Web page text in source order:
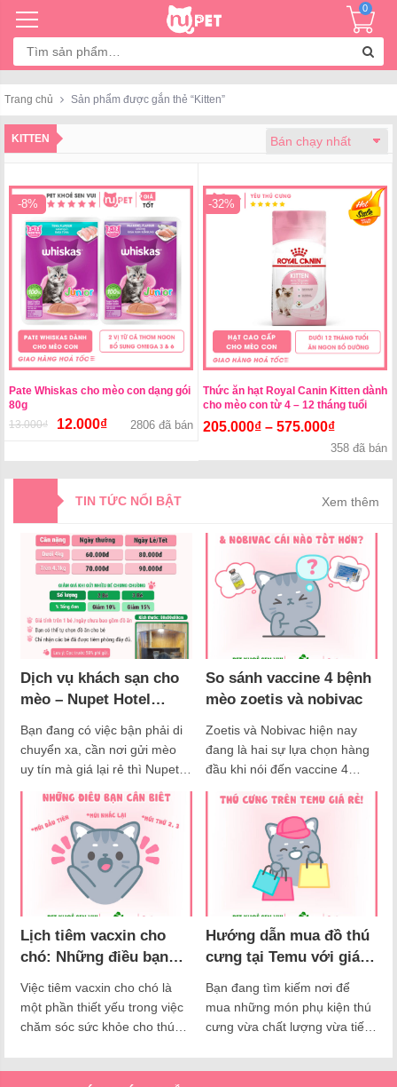
Tìm
kiếm:
0
Trang chủ Sản phẩm được gắn thẻ “Kitten”
KITTEN
-8%
Pate Whiskas cho mèo con dạng gói
80g
13.000₫
Giá
là:
13.000₫.
12.000₫Giá
tại
là:
12.000₫.
2806 đã bán
-32%
Thức ăn hạt Royal Canin Kitten dành
cho mèo con từ 4 – 12 tháng tuổi
205.000₫ – 575.000₫
358 đã bán
TIN TỨC NỔI BẬT Xem thêm
Dịch vụ khách sạn cho
mèo – Nupet Hotel
Bạn đang có việc bận phải di
chuyển xa, cần nơi gửi mèo
uy tín mà giá lại rẻ thì Nupet
Hotel là sự lựa chọn hoàn hảo
của bạn. Tin vui cho khách
hàng của Nupet hiện tại nhà
Nu đã có dịch vụ khách sạn
cho mèo trong mèo giá rẻ tại
So sánh vaccine 4 bệnh
mèo zoetis và nobivac
Zoetis và Nobivac hiện nay
đang là hai sự lựa chọn hàng
đầu khi nói đến vaccine 4
bệnh cho mèo. Zoetis, với
xuất xứ từ Mỹ, được biết đến
với hiệu quả bảo vệ cao và sự
an toàn vượt trội. Còn Nobivac
là một sản phẩm được sử
dụng rộng rãi trên toàn…
Lịch tiêm vacxin cho
chó: Những điều bạn
Việc tiêm vacxin cho chó là
một phần thiết yếu trong việc
chăm sóc sức khỏe cho thú
Hướng dẫn mua đồ thú
cưng tại Temu với giá
siêu rẻ từ A – Z
Bạn đang tìm kiếm nơi để
mua những món phụ kiện thú
cưng vừa chất lượng vừa tiết